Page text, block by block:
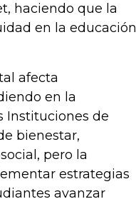
haciendo que la
en la educación
afecta
en la
Instituciones de
bienestar,
pero la
estrategias
avanzar